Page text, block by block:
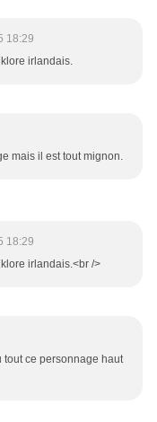
18:29
irlandais.
mais il est tout mignon.
18:29
irlandais.<br />
tout ce personnage haut